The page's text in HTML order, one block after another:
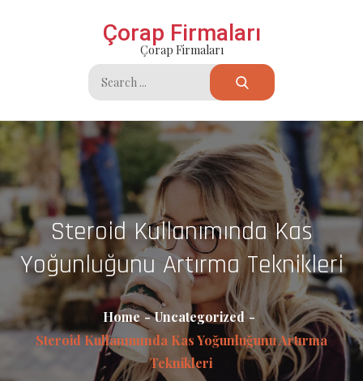
Çorap Firmaları
Çorap Firmaları
Search
for:
Steroid Kullanımında Kas
Yoğunluğunu Artırma Teknikleri
Home
Uncategorized
Steroid Kullanımında Kas Yoğunluğunu Artırma
Teknikleri